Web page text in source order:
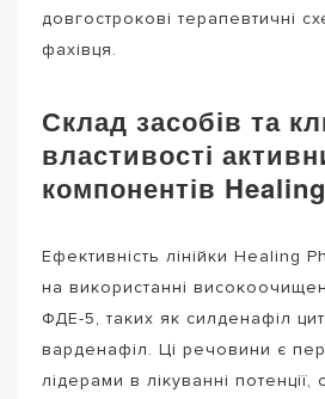
довгострокові терапевтичні
фахівця.
Склад засобів та
властивості
компонентів
Ефективність лінійки Healing
на використанні
ФДЕ-5, таких як силденафіл
варденафіл. Ці речовини є
лідерами в лікуванні потенції,